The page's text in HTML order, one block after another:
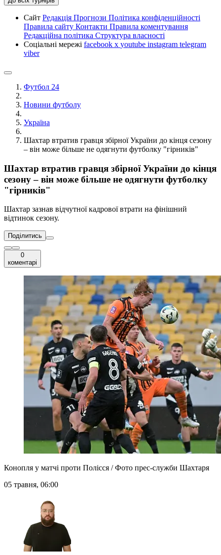
Сайт Редакція Прогнози Політика конфіденційності
Правила сайту Контакти Правила коментування
Редакційна політика Структура власності
Соціальні мережі facebook x youtube instagram telegram
viber
Футбол 24
Новини футболу
Україна
Шахтар втратив гравця збірної України до кінця сезону
– він може більше не одягнути футболку "гірників"
Шахтар втратив гравця збірної України до кінця
сезону – він може більше не одягнути футболку
"гірників"
Шахтар зазнав відчутної кадрової втрати на фінішний
відтинок сезону.
Поділитись
0
коментарі
Конопля у матчі проти Полісся / Фото прес-служби Шахтаря
05 травня, 06:00